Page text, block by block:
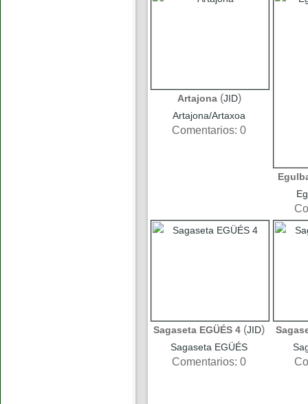
Artajona (JID)
Artajona/Artaxoa
Comentarios: 0
Sagaseta EGÜÉS 4 (JID)
Sagaseta EGÜÉS
Comentarios: 0